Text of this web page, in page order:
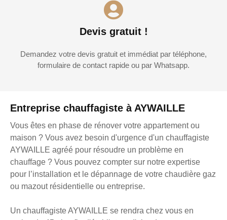
Entreprise chauffagiste à AYWAILLE
Vous êtes en phase de rénover votre appartement ou
maison ? Vous avez besoin d'urgence d'un chauffagiste
AYWAILLE agréé pour résoudre un problème en
chauffage ? Vous pouvez compter sur notre expertise
pour l’installation et le dépannage de votre chaudière gaz
ou mazout résidentielle ou entreprise.
Un chauffagiste AYWAILLE se rendra chez vous en
Devis gratuit !
Demandez votre devis gratuit et immédiat par téléphone,
formulaire de contact rapide ou par Whatsapp.